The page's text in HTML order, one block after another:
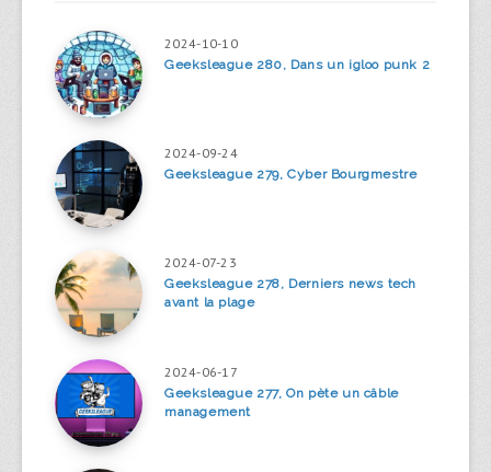
2024-10-10
Geeksleague 280, Dans un igloo punk 2
2024-09-24
Geeksleague 279, Cyber Bourgmestre
2024-07-23
Geeksleague 278, Derniers news tech
avant la plage
2024-06-17
Geeksleague 277, On pète un câble
management